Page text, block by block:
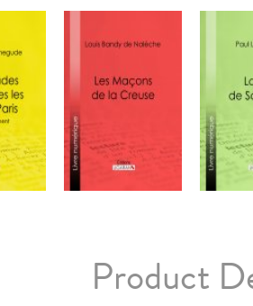
Product